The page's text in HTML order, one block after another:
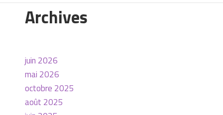
Archives
juin 2026
mai 2026
octobre 2025
août 2025